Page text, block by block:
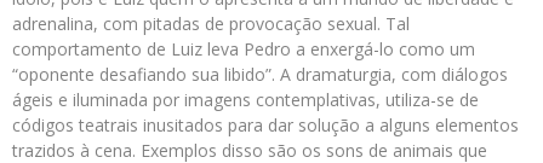
adrenalina, com pitadas de provocação sexual. Tal
comportamento de Luiz leva Pedro a enxergá-lo como um
“oponente desafiando sua libido”. A dramaturgia, com diálogos
ágeis e iluminada por imagens contemplativas, utiliza-se de
códigos teatrais inusitados para dar solução a alguns elementos
trazidos à cena. Exemplos disso são os sons de animais que